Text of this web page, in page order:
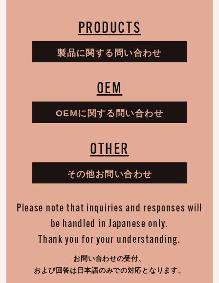
PRODUCTS
製品に関する問い合わせ
OEM
OEMに関する問い合わせ
OTHER
その他お問い合わせ
Please note that inquiries and responses will
be handled in Japanese only.
Thank you for your understanding.
お問い合わせの受付、
および回答は日本語のみでの対応となります。